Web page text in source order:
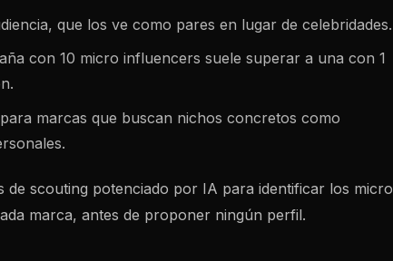
que los ve como pares en lugar de celebridades.
con 10 micro influencers suele superar a una con 1
marcas que buscan nichos concretos como
scouting potenciado por IA para identificar los micro
marca, antes de proponer ningún perfil.